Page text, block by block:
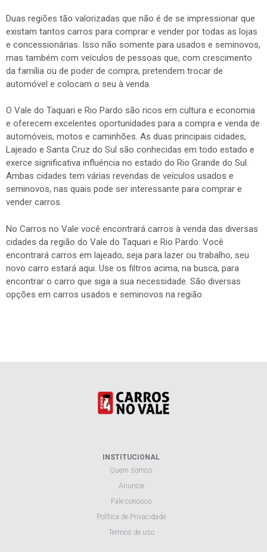
Duas regiões tão valorizadas que não é de se impressionar que
existam tantos carros para comprar e vender por todas as lojas
e concessionárias. Isso não somente para usados e seminovos,
mas também com veículos de pessoas que, com crescimento
da família ou de poder de compra, pretendem trocar de
automóvel e colocam o seu à venda.
O Vale do Taquari e Rio Pardo são ricos em cultura e economia
e oferecem excelentes oportunidades para a compra e venda de
automóveis, motos e caminhões. As duas principais cidades,
Lajeado e Santa Cruz do Sul são conhecidas em todo estado e
exerce significativa influência no estado do Rio Grande do Sul.
Ambas cidades tem várias revendas de veículos usados e
seminovos, nas quais pode ser interessante para comprar e
vender carros.
No Carros no Vale você encontrará carros à venda das diversas
cidades da região do Vale do Taquari e Rio Pardo. Você
encontrará carros em lajeado, seja para lazer ou trabalho, seu
novo carro estará aqui. Use os filtros acima, na busca, para
encontrar o carro que siga a sua necessidade. São diversas
opções em carros usados e seminovos na região.
INSTITUCIONAL
Quem somos
Anuncie
Fale conosco
Política de Privacidade
Termos de uso